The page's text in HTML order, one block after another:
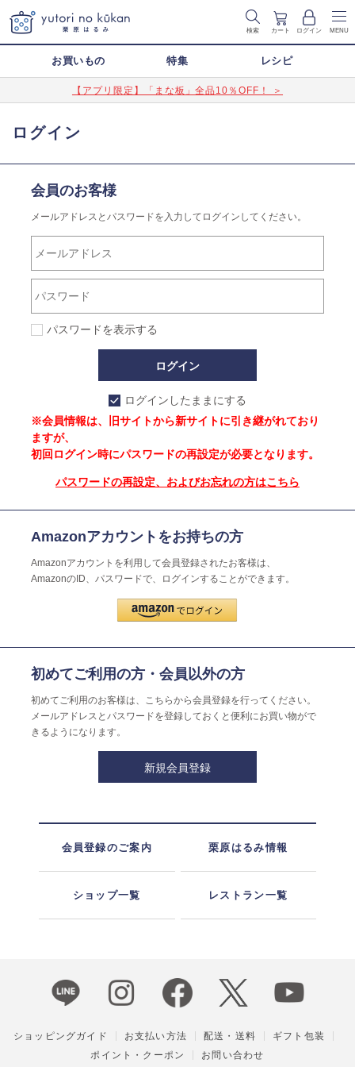
検索 カート ログイン MENU
お買いもの 特集 レシピ
【アプリ限定】「まな板」全品10％OFF！ ＞
ログイン
会員のお客様
メールアドレスとパスワードを入力してログインしてください。
パスワードを表示する
ログインしたままにする
※会員情報は、旧サイトから新サイトに引き継がれており
ますが、
初回ログイン時にパスワードの再設定が必要となります。
パスワードの再設定、およびお忘れの方はこちら
Amazonアカウントをお持ちの方
Amazonアカウントを利用して会員登録されたお客様は、
AmazonのID、パスワードで、ログインすることができます。
初めてご利用の方・会員以外の方
初めてご利用のお客様は、こちらから会員登録を行ってください。
メールアドレスとパスワードを登録しておくと便利にお買い物がで
きるようになります。
会員登録のご案内 栗原はるみ情報
ショップ一覧 レストラン一覧
ショッピングガイド お支払い方法 配送・送料
ギフト包装
ポイント・クーポン
お問い合わせ